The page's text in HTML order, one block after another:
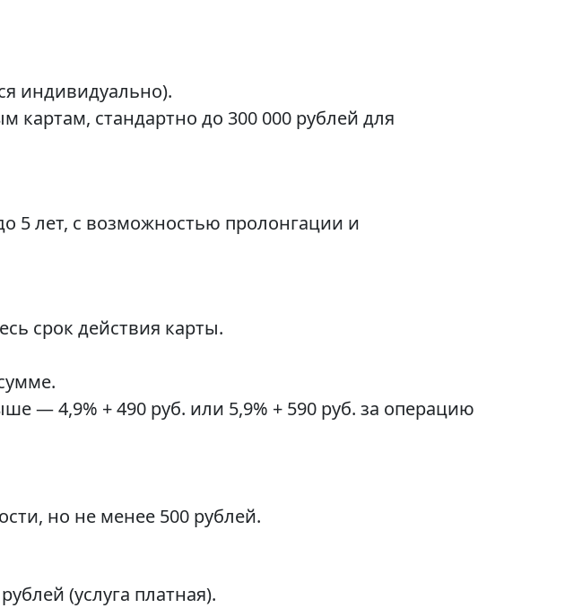
индивидуально).
стандартно до 300 000 рублей для
5 лет, с возможностью пролонгации и
срок действия карты.
— 4,9% + 490 руб. или 5,9% + 590 руб. за операцию
но не менее 500 рублей.
(услуга платная).